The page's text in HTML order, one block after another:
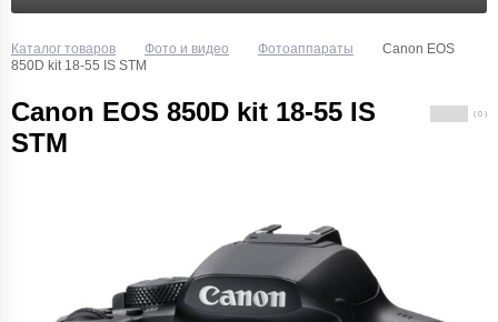
Каталог товаров Фото и видео Фотоаппараты
Canon EOS
850D kit 18-55 IS STM
Canon EOS 850D kit 18-55 IS
STM
( 0 )